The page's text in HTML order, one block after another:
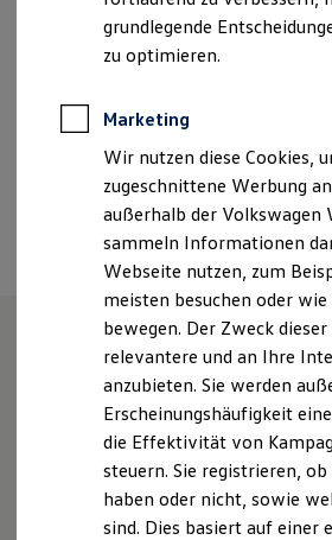
Garantien
Kfz-Versicherung für
Restschuldversicherung
Wartungsverträge
Reparatur & Service
Sommer-Special
Reparatur, Pflege &
Servicetermin
Service-Vorteile bei
ServicePlus
Economy Service
Räder & Reifen Service
Ersatzfahrzeuge
Notdienst und
Software, Konnektivität &
California App
VW Connect für Ihren
VW Connect für Ihren
VW Connect für
Fleet Interface Data
Multistop Pathfinder
Übersicht Software
info@autohaus-gommlich.de
Termin
Unsere Leistungen
Überblick
Service
Volkswagen Economy
grundlegende
zu optimieren.
Marketing
Wir nutzen diese Cookies,
zugeschnittene Werbung
außerhalb der Volkswagen
sammeln Informationen
Webseite nutzen, zum
meisten besuchen oder wie
bewegen. Der Zweck
relevantere und an Ihre
anzubieten. Sie werden
Erscheinungshäufigkeit
die Effektivität von
steuern. Sie registrieren,
haben oder nicht, sowie
sind. Dies basiert auf